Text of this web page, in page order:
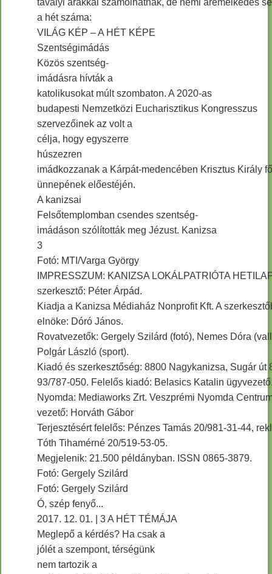
tavalyi árakkal számolhatnak, de némi áremelkedés
a hét száma:
VILÁG KÉP – A HÉT KÉPE
Szentségimádás
Közös szentség-
imádásra hívták a
katolikusokat múlt szombaton. A 2020-as
budapesti Nemzetközi Eucharisztikus Kongresszus
szervezőinek az volt a
célja, hogy egyszerre
húszezren
imádkozzanak a Kárpát-medencében Krisztus Király
ünnepének előestéjén.
A kanizsai
Felsőtemplomban csendes szentség-
imádáson szólították meg Jézust. Kanizsa
3
Fotó: MTI/Varga György
IMPRESSZUM: KANIZSA LOKÁLPATRIÓTA
szerkesztő: Péter Árpád.
Kiadja a Kanizsa Médiaház Nonprofit Kft. A
elnöke: Dóró János.
Rovatvezetők: Gergely Szilárd (fotó), Nemes Dóra
Polgár László (sport).
Kiadó és szerkesztőség: 8800 Nagykanizsa, Sugár út
93/787-050. Felelős kiadó: Belasics Katalin
Nyomda: Mediaworks Zrt. Veszprémi Nyomda
vezető: Horváth Gábor
Terjesztésért felelős: Pénzes Tamás 20/981-31-44,
Tóth Tihamérné 20/519-53-05.
Megjelenik: 21.500 példányban. ISSN 0865-3879.
Fotó: Gergely Szilárd
Fotó: Gergely Szilárd
Ó, szép fenyő...
2017. 12. 01. | 3 A HÉT TÉMÁJA
Meglepő a kérdés? Ha csak a
jólét a szempont, térségünk
nem tartozik a